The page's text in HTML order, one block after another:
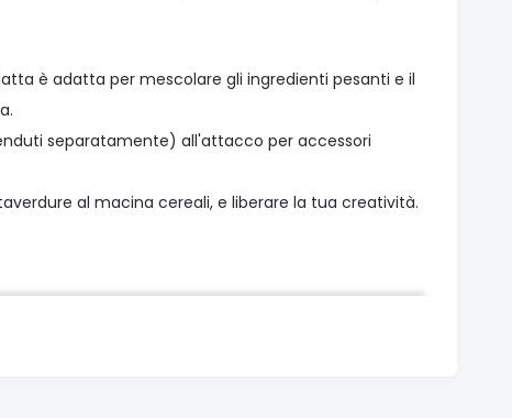
è adatta per mescolare gli ingredienti pesanti e il
separatamente) all'attacco per accessori
al macina cereali, e liberare la tua creatività.